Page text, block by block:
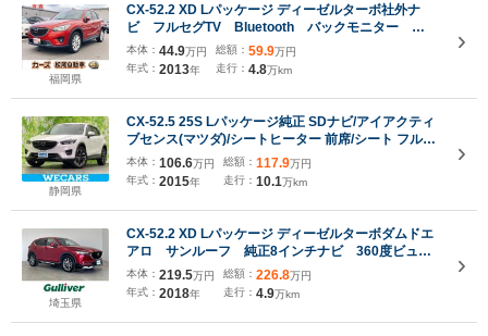
福岡県
CX-52.2 XD Lパッケージ ディーゼルターボ社外ナ
ビ フルセグTV Bluetooth バックモニター
BOSEサウンドシステム 前席シートヒーター レザ
ーシート パワーシート プッシュスタート スマー
トキー
本体： 44.9万円
年式： 2013年
総額： 59.9万円
走行： 4.8万km
静岡県
CX-52.5 25S Lパッケージ純正 SDナビ/アイアクティ
ブセンス(マツダ)/シートヒーター 前席/シート フルレ
ザー/ドライブレコーダー 社外/ヘッドランプ
LED/Bluetooth接続/ETC/EBD付ABS
本体： 106.6万円
年式： 2015年
総額： 117.9万円
走行： 10.1万km
埼玉県
CX-52.2 XD Lパッケージ ディーゼルターボダムドエ
アロ サンルーフ 純正8インチナビ 360度ビュー
モニター BSM HUD ETC 前後ドラレコ シテ
ィブレーキサポート レーダークルーズ シートヒー
ター メモリシート ステアリングヒーター
本体： 219.5万円
年式： 2018年
総額： 226.8万円
走行： 4.9万km